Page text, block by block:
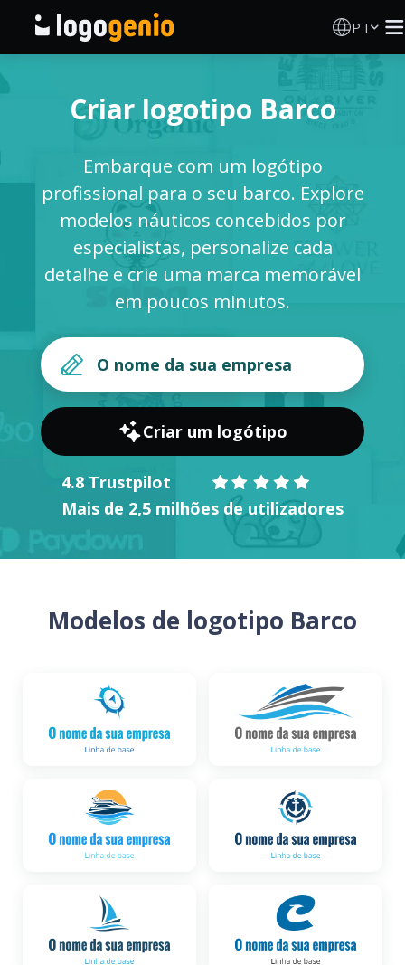
PT
Gerador de logótipos IA
Ideias de logótipos
Produtos impressos
Sobre
INICIAR SESSÃO
Criar logotipo Barco
Embarque com um logótipo
profissional para o seu barco. Explore
modelos náuticos concebidos por
especialistas, personalize cada
detalhe e crie uma marca memorável
em poucos minutos.
Criar um logótipo
4.8 Trustpilot
Mais de 2,5 milhões de utilizadores
Modelos de logotipo Barco